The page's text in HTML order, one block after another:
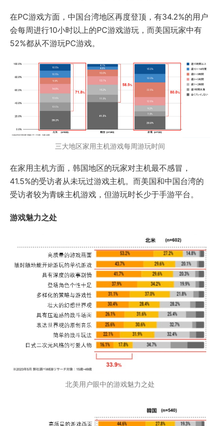
在PC游戏方面，中国台湾地区再度登顶，有34.2%的用户
会每周进行10小时以上的PC游戏游玩，而美国玩家中有
52%都从不游玩PC游戏。
三大地区家用主机游戏每周游玩时间
在家用主机方面，韩国地区的玩家对主机最不感冒，
41.5%的受访者从未玩过游戏主机。而美国和中国台湾的
受访者较为青睐主机游戏，但游玩时长少于手游平台。
游戏魅力之处
北美用户眼中的游戏魅力之处